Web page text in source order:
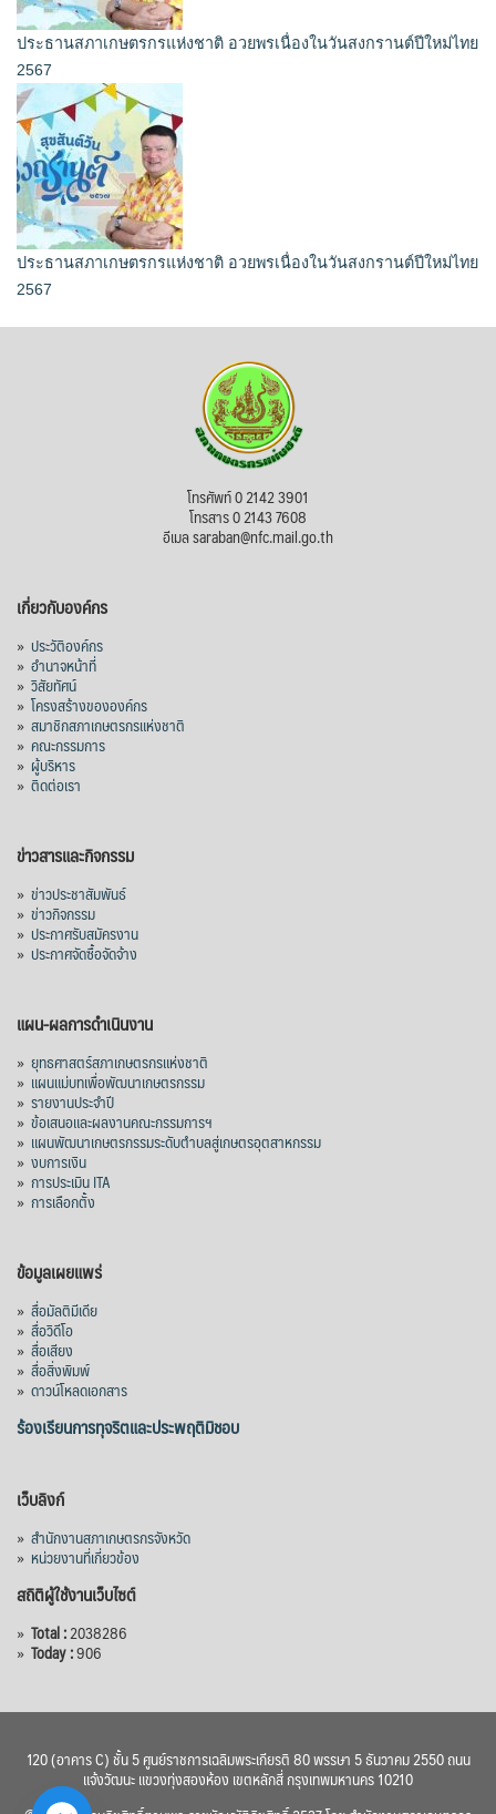
ประธานสภาเกษตรกรแห่งชาติ อวยพรเนื่องในวันสงกรานต์ปีใหม่ไทย
2567
ประธานสภาเกษตรกรแห่งชาติ อวยพรเนื่องในวันสงกรานต์ปีใหม่ไทย
2567
โทรศัพท์ 0 2142 3901
โทรสาร 0 2143 7608
อีเมล saraban@nfc.mail.go.th
เกี่ยวกับองค์กร
» ประวัติองค์กร
» อำนาจหน้าที่
» วิสัยทัศน์
» โครงสร้างขององค์กร
» สมาชิกสภาเกษตรกรแห่งชาติ
» คณะกรรมการ
» ผู้บริหาร
» ติดต่อเรา
ข่าวสารและกิจกรรม
» ข่าวประชาสัมพันธ์
» ข่าวกิจกรรม
» ประกาศรับสมัครงาน
» ประกาศจัดซื้อจัดจ้าง
แผน-ผลการดำเนินงาน
» ยุทธศาสตร์สภาเกษตรกรแห่งชาติ
» แผนแม่บทเพื่อพัฒนาเกษตรกรรม
» รายงานประจำปี
» ข้อเสนอและผลงานคณะกรรมการฯ
» แผนพัฒนาเกษตรกรรมระดับตำบลสู่เกษตรอุตสาหกรรม
» งบการเงิน
» การประเมิน ITA
» การเลือกตั้ง
ข้อมูลเผยแพร่
» สื่อมัลติมีเดีย
» สื่อวิดีโอ
» สื่อเสียง
» สื่อสิ่งพิมพ์
» ดาวน์โหลดเอกสาร
ร้องเรียนการทุจริตและประพฤติมิชอบ
เว็บลิงก์
» สำนักงานสภาเกษตรกรจังหวัด
» หน่วยงานที่เกี่ยวข้อง
สถิติผู้ใช้งานเว็บไซต์
» Total :2038286
» Today :906
120 (อาคาร C) ชั้น 5 ศูนย์ราชการเฉลิมพระเกียรติ 80 พรรษา 5 ธันวาคม 2550 ถนน
แจ้งวัฒนะ แขวงทุ่งสองห้อง เขตหลักสี่ กรุงเทพมหานคร 10210